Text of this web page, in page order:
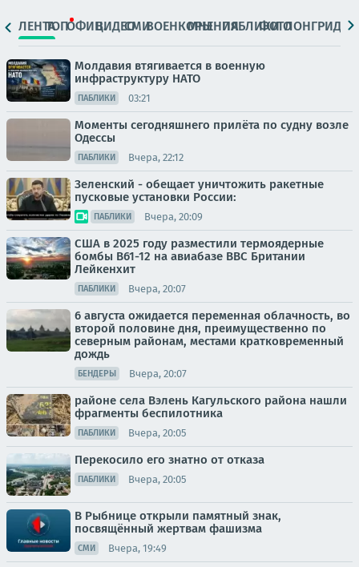
ЛЕНТАТОПОФИЦ.ВИДЕОСМИВОЕНКОРЫМНЕНИЯПАБЛИКИ
ФОТОЛОНГРИДЫ
Молдавия втягивается в военную
инфраструктуру НАТО
ПАБЛИКИ 03:21
Моменты сегодняшнего прилёта по судну возле
Одессы
ПАБЛИКИ Вчера, 22:12
Зеленский - обещает уничтожить ракетные
пусковые установки России:
ПАБЛИКИ Вчера, 20:09
США в 2025 году разместили термоядерные
бомбы B61-12 на авиабазе ВВС Британии
Лейкенхит
ПАБЛИКИ Вчера, 20:07
6 августа ожидается переменная облачность, во
второй половине дня, преимущественно по
северным районам, местами кратковременный
дождь
БЕНДЕРЫ Вчера, 20:07
районе села Вэлень Кагульского района нашли
фрагменты беспилотника
ПАБЛИКИ Вчера, 20:05
Перекосило его знатно от отказа
ПАБЛИКИ Вчера, 20:05
В Рыбнице открыли памятный знак,
посвящённый жертвам фашизма
СМИ Вчера, 19:49